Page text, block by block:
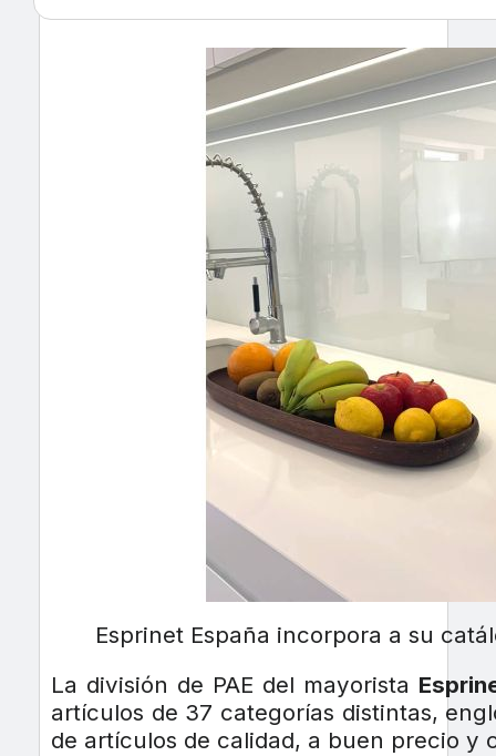
Esprinet España incorpora a su
La división de PAE del mayorista
artículos de 37 categorías distintas,
de artículos de calidad, a buen precio y